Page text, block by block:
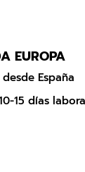
EUROPA
España
15 días